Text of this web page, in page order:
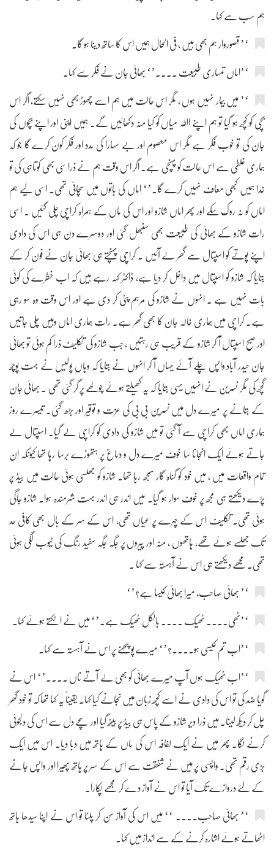
ہم سب سے کہا۔
‘’ قصوروار ہم بھی ہیں ، فی الحال ہمیں اس کا ساتھ دینا ہو گا۔
‘’اماں تمہاری طبیعت ....’‘ بھائی جان نے فکر سے کہا۔
‘’ میں بیمار نہیں ہوں ، مگر اس حالت میں ہم اسے چھوڑ بھی نہیں سکتے، اگر اس
بچی کو کچھ ہو گیا تو ہم اپنے اﷲ میاں کو کیا منہ دکھائیں گے۔ ہمیں اپنی اور اپنے بچوں کی
جان کی تو خوب فکر ہے مگر اس معصوم اور بے سہارا کی مدد اور فکر کون کرے گا جو کہ
ہماری غلطی سے اس حالت کو پہنچی ہے۔ اگر اس وقت ہم نے ذرا سی بھی کوتاہی کی تو
خدا ہمیں کبھی معاف نہیں کرے گا۔’‘ اماں کی باتوں میں سچائی تھی۔ اسی لیے ہم
اماں کو نہ روک سکے اور پھر اماں شازو اور اس کی ماں کے ہمراہ کراچی چلی گئیں ۔ اسی
رات شازو کے بھائی کی طبیعت بھی سنبھل گئی اور دوسرے دن ہی اس کی دادی
اپنے پوتے کو اسپتال سے گھر لے آئیں ۔ کراچی پہنچتے ہی بھائی جان نے فون کر کے
بتایا کہ شازو کو اسپتال میں داخل کر دیا ہے، ڈاکٹر کہہ رہے ہیں کہ اب خطرے کی کوئی
بات نہیں ہے ۔ انہوں نے شازو کی مرہم پٹی کر دی ہے اور اس وقت وہ سو رہی
ہے۔ کراچی میں ہماری خالہ جان کا بھی گھر ہے۔ رات ہماری اماں وہیں چلی جاتیں
اور صبح اسپتال آ کر شازو کے قریب ہی رہتیں ، جب شازو کی تکلیف ذرا کم ہوئی تو بھائی
جان حیدر آباد واپس چلے آئے یہاں آ کر انہوں نے بتایا کہ وہاں پولیس نے بہت پوچھ
گچھ کی مگر نسرین نے انہیں یہی بتایا کہ یہ کھیلتے ہوئے چولھے پر گر گئی تھی ۔ بھائی جان
کے بتانے پر میرے دل میں نسرین بی بی کی عزت و توقیر اور بڑھ گئی۔ تیسرے روز
ہماری اماں بھی کراچی سے آ گئی تو میں شازو کی دادی کو کراچی لے گیا۔ اسپتال لے
جاتے ہوئے ایک انجانا سا خوف میرے دل و دماغ پر ہتھوڑے برسا رہا تھا کیونکہ ان
تمام واقعات میں ، میں خود کو گناہ گار سمجھ رہا تھا۔ شازو کو جھلسی ہوئی حالت میں بیڈ پر
پڑے دیکھتے ہی مجھ پر خوف سوار ہو گیا۔ میں اندر ہی اندر بہت شرمندہ ہوا۔ شازو جاگی
ہوئی تھی۔ تکلیف اس کے چہرے پر عیاں تھی، اس کے سر کے بال بھی کافی حد
تک جھلسے ہوئے تھے، ہاتھوں ، منہ اور پیروں پر جگہ جگہ سفید رنگ کی ٹیوب لگی ہوئی
تھی۔ مجھے دیکھتے ہی اس نے آہستہ سے کہا ۔
‘’ بھائی صاحب، میرا بھائی کیسا ہے؟’‘
‘’ٹھی.... ٹھیک .... بالکل ٹھیک ہے۔’‘ میں نے اٹکتے ہوئے کہا۔
‘’اب تم کیسی ہو....؟’‘ میرے پوچھنے پر اس نے آہستہ سے کہا۔
‘’اب ٹھیک ہوں آپ میرے بھائی کو بھی لے آتے ناں ....’‘ اس نے
گویا ضد کی تو اس کی دادی نے اسے کچھ زبان میں نجانے کیا کہا۔ یقیناً یہ کہا تھا کہ تو خود گھر
چل کر دیکھ لینا۔ میں ذرا دیر شازو کے پاس ہی بیڈ پر بیٹھ گیا اور سچے دل سے اس کی دلجوئی
کرنے لگا۔ پھر میں نے ایک لفافہ اس کی ماں کے ہاتھ میں دبا دیا۔ اس میں ایک
بڑی رقم تھی۔ واپسی پر میں نے شفقت سے اس کے سر پر ہاتھ پھیرا اور واپس جانے
کے لئے دروازے تک آیا تو اس نے آواز دے کر مجھے پکارا۔
‘’ بھائی صاحب.... ‘‘ میں اس کی آواز سن کر پلٹا تو اس نے اپنا سیدھا ہاتھ
اٹھاتے ہوئے اشارہ کرنے کے سے انداز میں کہا۔